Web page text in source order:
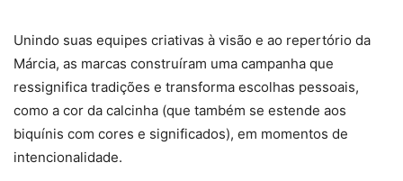
Unindo suas equipes criativas à visão e ao repertório da
Márcia, as marcas construíram uma campanha que
ressignifica tradições e transforma escolhas pessoais,
como a cor da calcinha (que também se estende aos
biquínis com cores e significados), em momentos de
intencionalidade.